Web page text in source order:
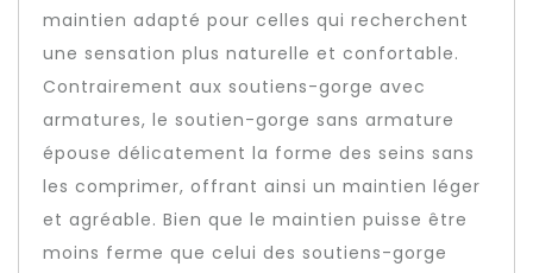
maintien adapté pour celles qui recherchent
une sensation plus naturelle et confortable.
Contrairement aux soutiens-gorge avec
armatures, le soutien-gorge sans armature
épouse délicatement la forme des seins sans
les comprimer, offrant ainsi un maintien léger
et agréable. Bien que le maintien puisse être
moins ferme que celui des soutiens-gorge